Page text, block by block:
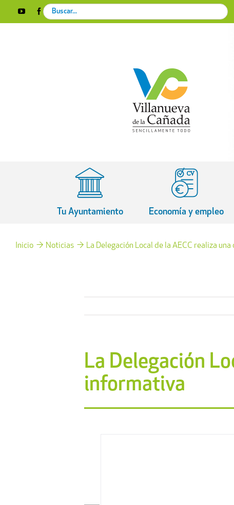
YouTubeFacebookInstagram
X
Search
for:
Tu Ayuntamiento Economía y empleo
Inicio Noticias La Delegación Local de la AECC realiza
La Delegación
informativa